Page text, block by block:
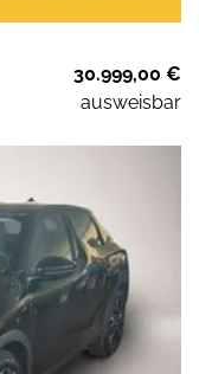
30.999,00 €
ausweisbar